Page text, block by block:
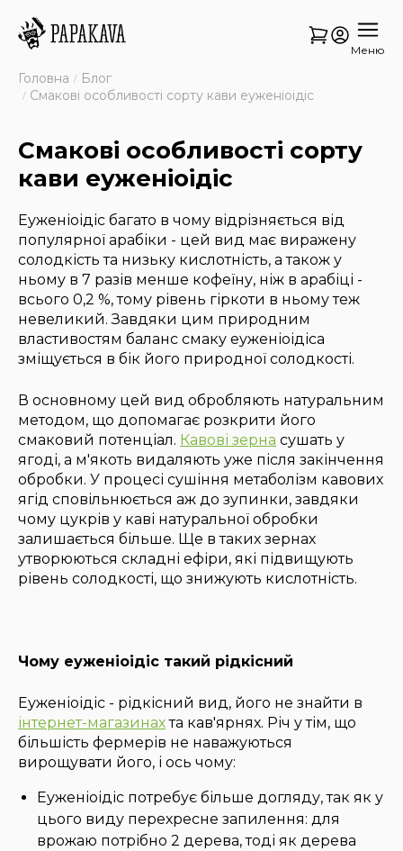
Меню
Головна
Блог
Смакові особливості сорту кави еуженіоідіс
Смакові особливості сорту
кави еуженіоідіс
Еуженіоідіс багато в чому відрізняється від
популярної арабіки - цей вид має виражену
солодкість та низьку кислотність, а також у
ньому в 7 разів менше кофеїну, ніж в арабіці -
всього 0,2 %, тому рівень гіркоти в ньому теж
невеликий. Завдяки цим природним
властивостям баланс смаку еуженіоідіса
зміщується в бік його природної солодкості.
В основному цей вид обробляють натуральним
методом, що допомагає розкрити його
смаковий потенціал. Кавові зерна сушать у
ягоді, а м'якоть видаляють уже після закінчення
обробки. У процесі сушіння метаболізм кавових
ягід сповільнюється аж до зупинки, завдяки
чому цукрів у каві натуральної обробки
залишається більше. Ще в таких зернах
утворюються складні ефіри, які підвищують
рівень солодкості, що знижують кислотність.
Чому еуженіоідіс такий рідкісний
Еуженіоідіс - рідкісний вид, його не знайти в
інтернет-магазинахта кав'ярнях. Річ у тім, що
більшість фермерів не наважуються
вирощувати його, і ось чому:
Еуженіоідіс потребує більше догляду, так як у
цього виду перехресне запилення: для
врожаю потрібно 2 дерева, тоді як дерева